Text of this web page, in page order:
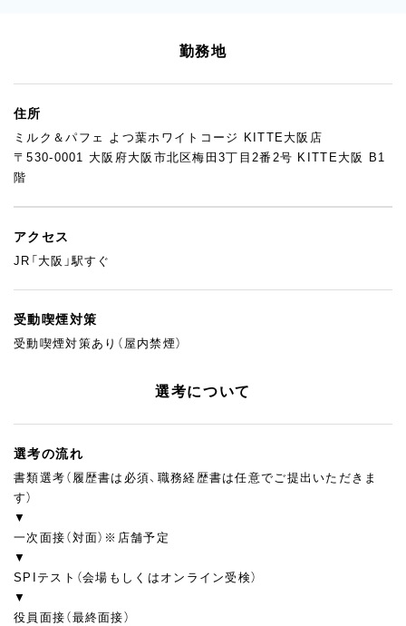
カフェや飲食店での経験を活かしながら、お客様に気持ちの良い
サービスを届けたいという想いを持つ方が活躍しています。
安心してスキルを磨ける環境で、あなたらしいキャリアを築いて
勤務地
住所
ミルク＆パフェ よつ葉ホワイトコージ KITTE大阪店
〒530-0001 大阪府大阪市北区梅田3丁目2番2号 KITTE大阪 B1
階
アクセス
JR「大阪」駅すぐ
受動喫煙対策
受動喫煙対策あり（屋内禁煙）
選考について
選考の流れ
書類選考（履歴書は必須、職務経歴書は任意でご提出いただきま
す）
▼
一次面接（対面）※店舗予定
▼
SPIテスト（会場もしくはオンライン受検）
▼
役員面接（最終面接）